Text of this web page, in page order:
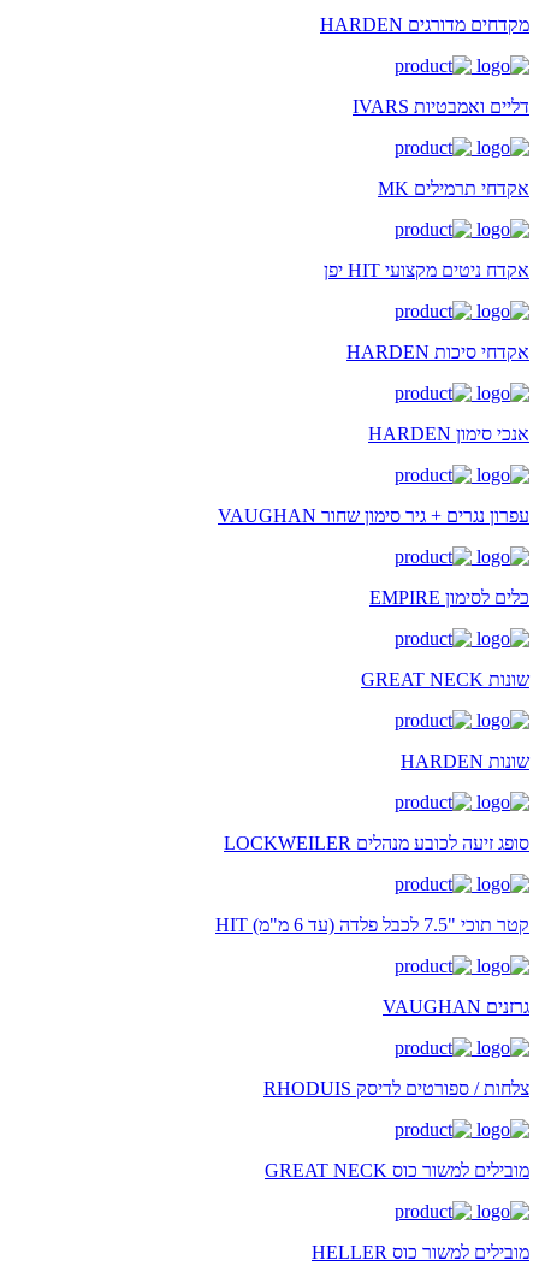
מקדחים מדורגים HARDEN
דליים ואמבטיות IVARS
אקדחי תרמילים MK
אקדח ניטים מקצועי HIT יפן
אקדחי סיכות HARDEN
אנכי סימון HARDEN
עפרון נגרים + גיר סימון שחור VAUGHAN
כלים לסימון EMPIRE
שונות GREAT NECK
שונות HARDEN
סופג זיעה לכובע מנהלים LOCKWEILER
קטר תוכי "7.5 לכבל פלדה (עד 6 מ"מ) HIT
גרזנים VAUGHAN
צלחות / ספורטים לדיסק RHODUIS
מובילים למשור כוס GREAT NECK
מובילים למשור כוס HELLER